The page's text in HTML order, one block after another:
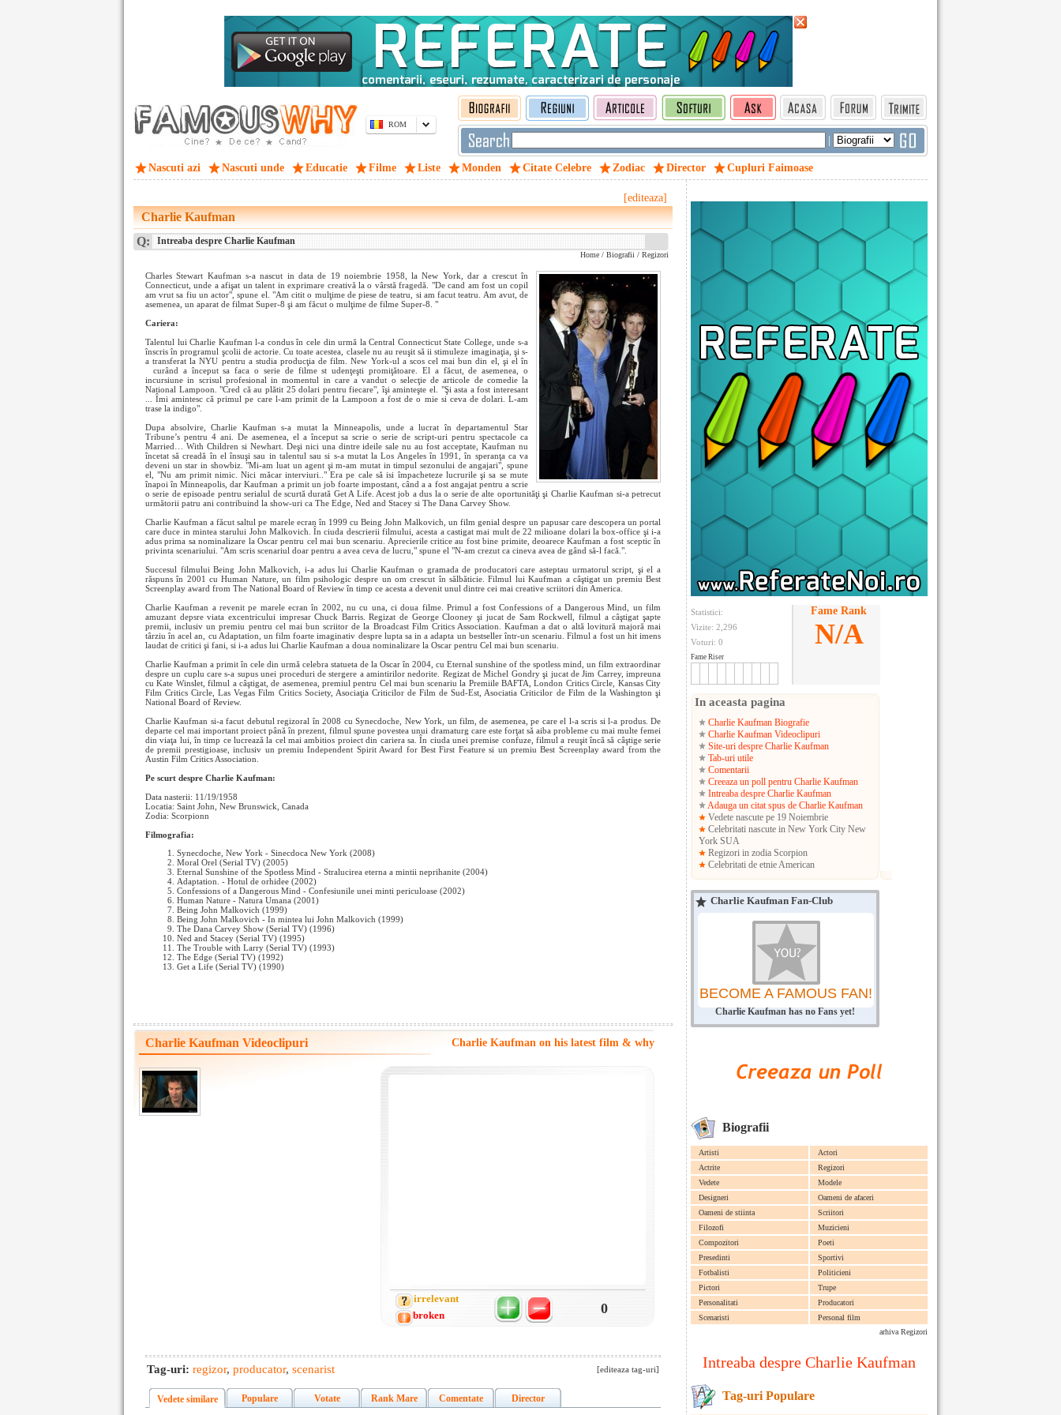
ROM
|
Nascuti azi Nascuti unde Educatie Filme Liste Monden Citate Celebre Zodiac Director Cupluri Faimoase
Statistici:
Vizite: 2,296
Voturi: 0
Fame Riser
Fame Rank
N/A
In aceasta pagina
Charlie Kaufman Biografie
Charlie Kaufman Videoclipuri
Site-uri despre Charlie Kaufman
Tab-uri utile
Comentarii
Creeaza un poll pentru Charlie Kaufman
Intreaba despre Charlie Kaufman
Adauga un citat spus de Charlie Kaufman
Vedete nascute pe 19 Noiembrie
Celebritati nascute in New York City New
York SUA
Regizori in zodia Scorpion
Celebritati de etnie American
Charlie Kaufman Fan-Club
BECOME A FAMOUS FAN!
Charlie Kaufman has no Fans yet!
Biografii
Artisti
Actori
Actrite
Regizori
Vedete
Modele
Designeri
Oameni de afaceri
Oameni de stiinta
Scriitori
Filozofi
Muzicieni
Compozitori
Poeti
Presedinti
Sportivi
Fotbalisti
Politicieni
Pictori
Trupe
Personalitati
Producatori
Scenaristi
Personal film
arhiva Regizori
Intreaba despre Charlie Kaufman
Tag-uri Populare
[editeaza]
Charlie Kaufman
Q: Intreaba despre Charlie Kaufman
Home / Biografii / Regizori
Charles Stewart Kaufman s-a nascut in data de 19 noiembrie 1958, la New York, dar a crescut în
Connecticut, unde a afişat un talent in exprimare creativă la o vârstă fragedă. "De cand am fost un copil
am vrut sa fiu un actor", spune el. "Am citit o mulţime de piese de teatru, si am facut teatru. Am avut, de
asemenea, un aparat de filmat Super-8 şi am făcut o mulţime de filme Super-8. "
Cariera:
Talentul lui Charlie Kaufman l-a condus în cele din urmă la Central Connecticut State College, unde s-a
înscris în programul şcolii de actorie. Cu toate acestea, clasele nu au reuşit să ii stimuleze imaginaţia, şi s-
a transferat la NYU pentru a studia producţia de film. New York-ul a scos cel mai bun din el, şi el în
curând a început sa faca o serie de filme studenţeşti promiţătoare. El a făcut, de asemenea, o
incursiune in scrisul profesional in momentul in care a vandut o selecţie de articole de comedie la
National Lampoon. "Cred că au plătit 25 dolari pentru fiecare", îşi aminteşte el. "Şi asta a fost interesant
... Îmi amintesc că primul pe care l-am primit de la Lampoon a fost de o mie si ceva de dolari. L-am
trase la indigo".
Dupa absolvire, Charlie Kaufman s-a mutat la Minneapolis, unde a lucrat în departamentul Star
Tribune’s pentru 4 ani. De asemenea, el a început sa scrie o serie de script-uri pentru spectacole ca
Married… With Children si Newhart. Deşi nici una dintre ideile sale nu au fost acceptate, Kaufman nu
încetat să creadă în el însuşi sau in talentul sau si s-a mutat la Los Angeles în 1991, în speranţa ca va
deveni un star in showbiz. "Mi-am luat un agent şi m-am mutat in timpul sezonului de angajari", spune
el, "Nu am primit nimic. Nici măcar interviuri.." Era pe cale să isi împacheteze lucrurile şi sa se mute
înapoi în Minneapolis, dar Kaufman a primit un job foarte impostant, când a a fost angajat pentru a scrie
o serie de episoade pentru serialul de scurtă durată Get A Life. Acest job a dus la o serie de alte oportunităţi şi Charlie Kaufman si-a petrecut
următorii patru ani contribuind la show-uri ca The Edge, Ned and Stacey si The Dana Carvey Show.
Charlie Kaufman a făcut saltul pe marele ecran în 1999 cu Being John Malkovich, un film genial despre un papusar care descopera un portal
care duce in mintea starului John Malkovich. În ciuda descrierii filmului, acesta a castigat mai mult de 22 milioane dolari la box-office şi i-a
adus prima sa nominalizare la Oscar pentru cel mai bun scenariu. Aprecierile critice au fost bine primite, deoarece Kaufman a fost sceptic în
privinta scenariului. "Am scris scenariul doar pentru a avea ceva de lucru," spune el "N-am crezut ca cineva avea de gând să-l facă.".
Succesul filmului Being John Malkovich, i-a adus lui Charlie Kaufman o gramada de producatori care asteptau urmatorul script, şi el a
răspuns în 2001 cu Human Nature, un film psihologic despre un om crescut în sălbăticie. Filmul lui Kaufman a câştigat un premiu Best
Screenplay award from The National Board of Review în timp ce acesta a devenit unul dintre cei mai creative scriitori din America.
Charlie Kaufman a revenit pe marele ecran în 2002, nu cu una, ci doua filme. Primul a fost Confessions of a Dangerous Mind, un film
amuzant depsre viata excentricului impresar Chuck Barris. Regizat de George Clooney şi jucat de Sam Rockwell, filmul a câştigat şapte
premii, inclusiv un premiu pentru cel mai bun scriitor de la Broadcast Film Critics Association. Kaufman a dat o altă lovitură majoră mai
târziu în acel an, cu Adaptation, un film foarte imaginativ despre lupta sa in a adapta un bestseller într-un scenariu. Filmul a fost un hit imens
laudat de critici şi fani, si i-a adus lui Charlie Kaufman a doua nominalizare la Oscar pentru Cel mai bun scenariu.
Charlie Kaufman a primit în cele din urmă celebra statueta de la Oscar în 2004, cu Eternal sunshine of the spotless mind, un film extraordinar
despre un cuplu care s-a supus unei proceduri de stergere a amintirilor nedorite. Regizat de Michel Gondry şi jucat de Jim Carrey, impreuna
cu Kate Winslet, filmul a câştigat, de asemenea, premiul pentru Cel mai bun scenariu la Premiile BAFTA, London Critics Circle, Kansas City
Film Critics Circle, Las Vegas Film Critics Society, Asociaţia Criticilor de Film de Sud-Est, Asociatia Criticilor de Film de la Washington şi
National Board of Review.
Charlie Kaufman si-a facut debutul regizoral în 2008 cu Synecdoche, New York, un film, de asemenea, pe care el l-a scris si l-a produs. De
departe cel mai important proiect până în prezent, filmul spune povestea unui dramaturg care este forţat să aiba probleme cu mai multe femei
din viaţa lui, în timp ce lucrează la cel mai ambitios proiect din cariera sa. În ciuda unei premise confuze, filmul a reuşit încă să câştige serie
de premii prestigioase, inclusiv un premiu Independent Spirit Award for Best First Feature si un premiu Best Screenplay award from the
Austin Film Critics Association.
Pe scurt despre Charlie Kaufman:
Data nasterii: 11/19/1958
Locatia: Saint John, New Brunswick, Canada
Zodia: Scorpionn
Filmografia:
Synecdoche, New York - Sinecdoca New York (2008)
Moral Orel (Serial TV) (2005)
Eternal Sunshine of the Spotless Mind - Stralucirea eterna a mintii neprihanite (2004)
Adaptation. - Hotul de orhidee (2002)
Confessions of a Dangerous Mind - Confesiunile unei minti periculoase (2002)
Human Nature - Natura Umana (2001)
Being John Malkovich (1999)
Being John Malkovich - In mintea lui John Malkovich (1999)
The Dana Carvey Show (Serial TV) (1996)
Ned and Stacey (Serial TV) (1995)
The Trouble with Larry (Serial TV) (1993)
The Edge (Serial TV) (1992)
Get a Life (Serial TV) (1990)
Charlie Kaufman Videoclipuri Charlie Kaufman on his latest film & why
irrelevant
0
broken
Tag-uri: regizor, producator, scenarist [editeaza tag-uri]
Vedete similare Populare Votate Rank Mare Comentate Director